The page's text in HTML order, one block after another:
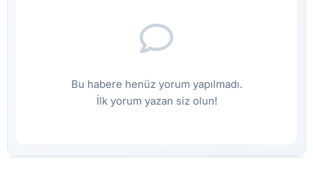
Bu habere henüz yorum yapılmadı.
İlk yorum yazan siz olun!